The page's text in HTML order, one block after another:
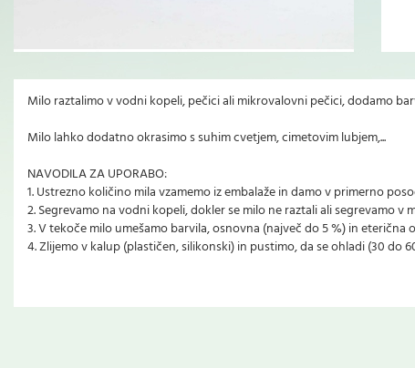
Milo raztalimo v vodni kopeli, pečici ali mikrovalovni pečici, dodamo
Milo lahko dodatno okrasimo s suhim cvetjem, cimetovim lubjem,...
NAVODILA ZA UPORABO:
1. Ustrezno količino mila vzamemo iz embalaže in damo v primerno
2. Segrevamo na vodni kopeli, dokler se milo ne raztali ali segrevamo
3. V tekoče milo umešamo barvila, osnovna (največ do 5 %) in eterična
4. Zlijemo v kalup (plastičen, silikonski) in pustimo, da se ohladi (30 do